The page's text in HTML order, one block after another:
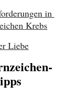
in
Krebs
Liebe